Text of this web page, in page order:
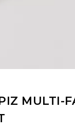
MULTI-